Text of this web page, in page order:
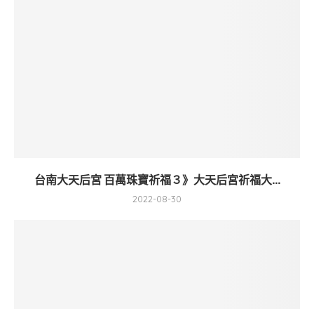
台南大天后宮 百萬珠寶祈福３》大天后宮祈福大...
2022-08-30